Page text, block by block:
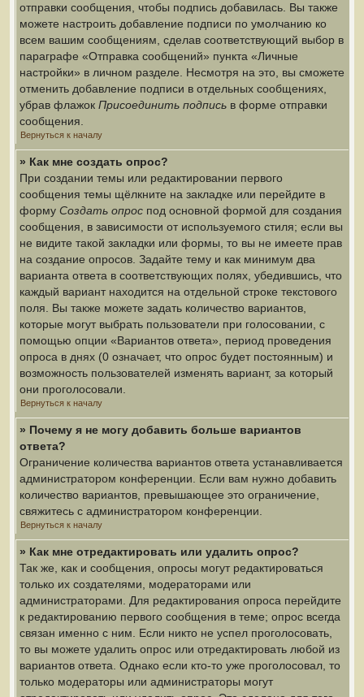
отправки сообщения, чтобы подпись добавилась. Вы также
можете настроить добавление подписи по умолчанию ко
всем вашим сообщениям, сделав соответствующий выбор в
параграфе «Отправка сообщений» пункта «Личные
настройки» в личном разделе. Несмотря на это, вы сможете
отменить добавление подписи в отдельных сообщениях,
убрав флажок Присоединить подпись в форме отправки
сообщения.
Вернуться к началу
» Как мне создать опрос?
При создании темы или редактировании первого
сообщения темы щёлкните на закладке или перейдите в
форму Создать опрос под основной формой для создания
сообщения, в зависимости от используемого стиля; если вы
не видите такой закладки или формы, то вы не имеете прав
на создание опросов. Задайте тему и как минимум два
варианта ответа в соответствующих полях, убедившись, что
каждый вариант находится на отдельной строке текстового
поля. Вы также можете задать количество вариантов,
которые могут выбрать пользователи при голосовании, с
помощью опции «Вариантов ответа», период проведения
опроса в днях (0 означает, что опрос будет постоянным) и
возможность пользователей изменять вариант, за который
они проголосовали.
Вернуться к началу
» Почему я не могу добавить больше вариантов
ответа?
Ограничение количества вариантов ответа устанавливается
администратором конференции. Если вам нужно добавить
количество вариантов, превышающее это ограничение,
свяжитесь с администратором конференции.
Вернуться к началу
» Как мне отредактировать или удалить опрос?
Так же, как и сообщения, опросы могут редактироваться
только их создателями, модераторами или
администраторами. Для редактирования опроса перейдите
к редактированию первого сообщения в теме; опрос всегда
связан именно с ним. Если никто не успел проголосовать,
то вы можете удалить опрос или отредактировать любой из
вариантов ответа. Однако если кто-то уже проголосовал, то
только модераторы или администраторы могут